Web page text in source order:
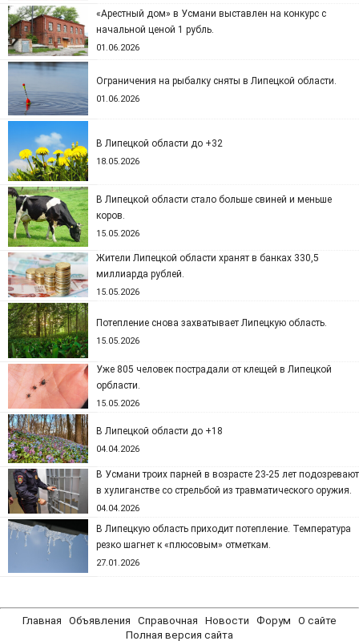
«Арестный дом» в Усмани выставлен на конкурс с
начальной ценой 1 рубль.
01.06.2026
Ограничения на рыбалку сняты в Липецкой области.
01.06.2026
В Липецкой области до +32
18.05.2026
В Липецкой области стало больше свиней и меньше
коров.
15.05.2026
Жители Липецкой области хранят в банках 330,5
миллиарда рублей.
15.05.2026
Потепление снова захватывает Липецкую область.
15.05.2026
Уже 805 человек пострадали от клещей в Липецкой
орбласти.
15.05.2026
В Липецкой области до +18
04.04.2026
В Усмани троих парней в возрасте 23-25 лет подозревают
в хулиганстве со стрельбой из травматического оружия.
04.04.2026
В Липецкую область приходит потепление. Температура
резко шагнет к «плюсовым» отметкам.
27.01.2026
Главная Объявления Справочная Новости Форум
О сайте
Полная версия сайта